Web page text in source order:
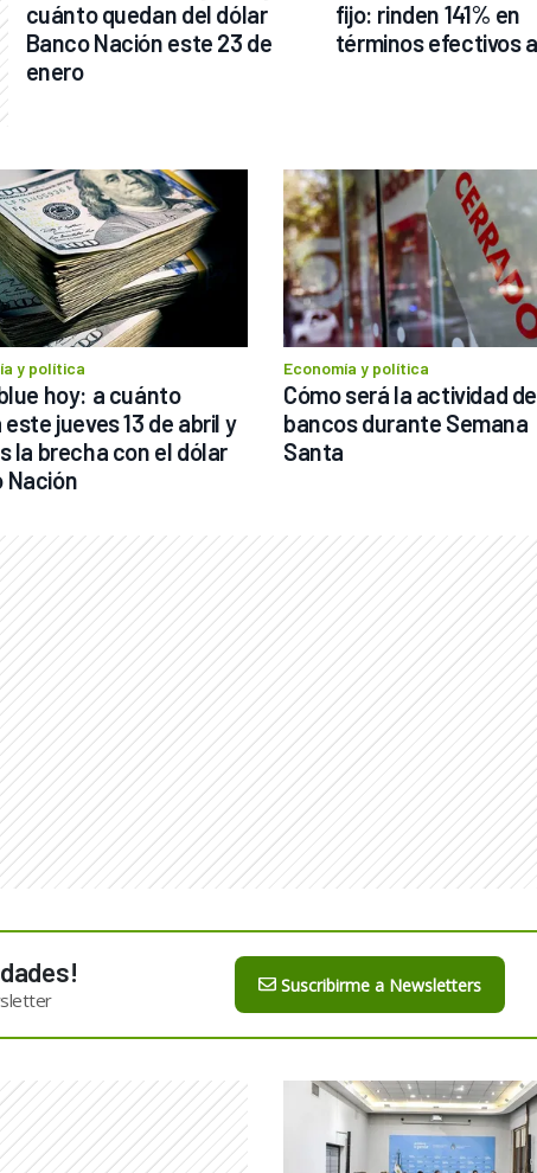
cuánto quedan del dólar
Banco Nación este 23 de
enero
fijo: rinden 141% en
términos efectivos
y política
hoy: a cuánto
jueves 13 de abril y
la brecha con el dólar
Nación
Economía y política
Cómo será la actividad
bancos durante Semana
Santa
Suscribirme a Newsletters